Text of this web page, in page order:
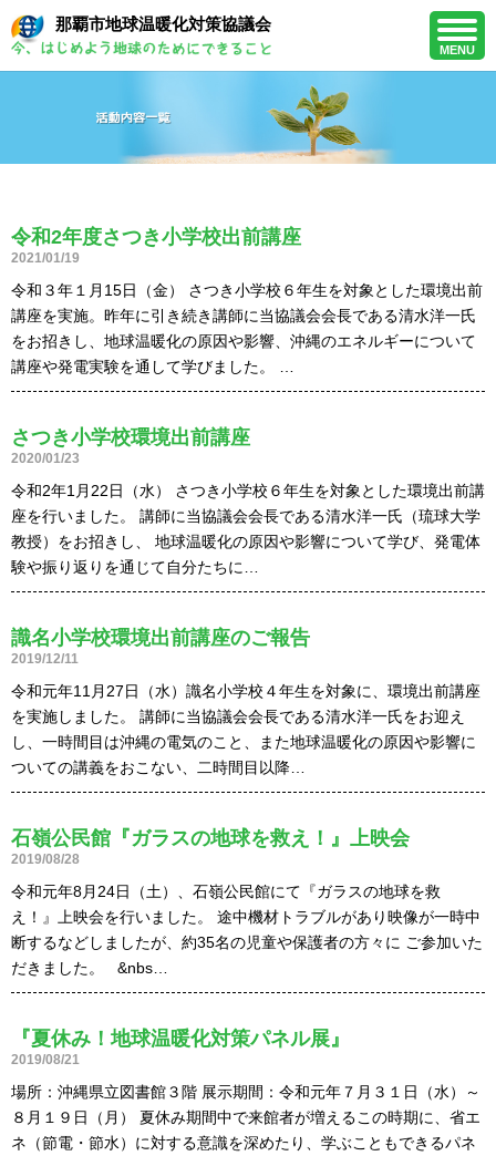
那覇市地球温暖化対策協議会
MENU
令和2年度さつき小学校出前講座
2021/01/19
令和３年１月15日（金） さつき小学校６年生を対象とした環境出前
講座を実施。昨年に引き続き講師に当協議会会長である清水洋一氏
をお招きし、地球温暖化の原因や影響、沖縄のエネルギーについて
講座や発電実験を通して学びました。 …
さつき小学校環境出前講座
2020/01/23
令和2年1月22日（水） さつき小学校６年生を対象とした環境出前講
座を行いました。 講師に当協議会会長である清水洋一氏（琉球大学
教授）をお招きし、 地球温暖化の原因や影響について学び、発電体
験や振り返りを通じて自分たちに…
識名小学校環境出前講座のご報告
2019/12/11
令和元年11月27日（水）識名小学校４年生を対象に、環境出前講座
を実施しました。 講師に当協議会会長である清水洋一氏をお迎え
し、一時間目は沖縄の電気のこと、また地球温暖化の原因や影響に
ついての講義をおこない、二時間目以降…
石嶺公民館『ガラスの地球を救え！』上映会
2019/08/28
令和元年8月24日（土）、石嶺公民館にて『ガラスの地球を救
え！』上映会を行いました。 途中機材トラブルがあり映像が一時中
断するなどしましたが、約35名の児童や保護者の方々に ご参加いた
だきました。 &nbs…
『夏休み！地球温暖化対策パネル展』
2019/08/21
場所：沖縄県立図書館３階 展示期間：令和元年７月３１日（水）～
８月１９日（月） 夏休み期間中で来館者が増えるこの時期に、省エ
ネ（節電・節水）に対する意識を深めたり、学ぶこともできるパネ